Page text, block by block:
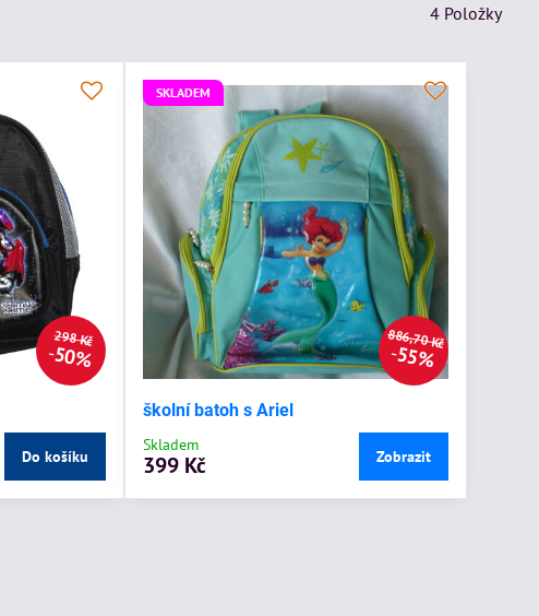
4 Položky
298 Kč
50%
Do košíku
886,70 Kč
55%
SKLADEM
školní batoh s Ariel
Skladem
399 Kč Zobrazit